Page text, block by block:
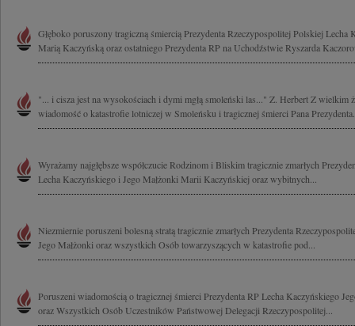
Głęboko poruszony tragiczną śmiercią Prezydenta Rzeczypospolitej Polskiej Lecha
Marią Kaczyńską oraz ostatniego Prezydenta RP na Uchodźstwie Ryszarda
"... i cisza jest na wysokościach i dymi mgłą smoleński las..." Z. Herbert Z wielkim
wiadomość o katastrofie lotniczej w Smoleńsku i tragicznej śmierci Pana
Wyrażamy najgłębsze współczucie Rodzinom i Bliskim tragicznie zmarłych
Lecha Kaczyńskiego i Jego Małżonki Marii Kaczyńskiej oraz wybitnych...
Niezmiernie poruszeni bolesną stratą tragicznie zmarłych Prezydenta
Jego Małżonki oraz wszystkich Osób towarzyszących w katastrofie pod...
Poruszeni wiadomością o tragicznej śmierci Prezydenta RP Lecha Kaczyńskiego
oraz Wszystkich Osób Uczestników Państwowej Delegacji Rzeczypospolitej...